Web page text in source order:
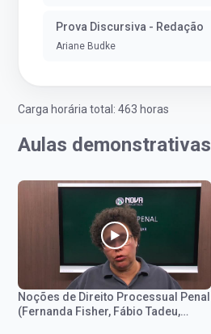
Prova Discursiva - Redação
Ariane Budke
Carga horária total: 463 horas
Aulas demonstrativas
Noções de Direito Processual Penal
(Fernanda Fisher, Fábio Tadeu,